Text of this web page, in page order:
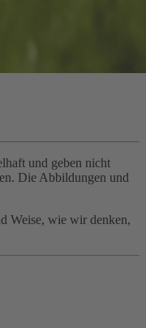
und geben nicht
Die Abbildungen und
Weise, wie wir denken,